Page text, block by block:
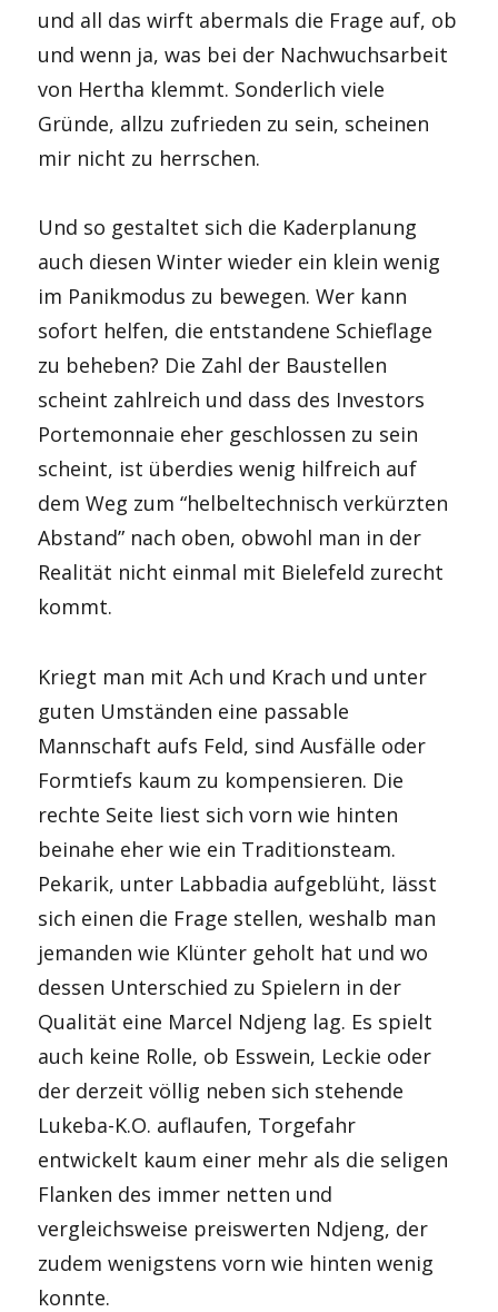
und all das wirft abermals die Frage auf, ob
und wenn ja, was bei der Nachwuchsarbeit
von Hertha klemmt. Sonderlich viele
Gründe, allzu zufrieden zu sein, scheinen
mir nicht zu herrschen.
Und so gestaltet sich die Kaderplanung
auch diesen Winter wieder ein klein wenig
im Panikmodus zu bewegen. Wer kann
sofort helfen, die entstandene Schieflage
zu beheben? Die Zahl der Baustellen
scheint zahlreich und dass des Investors
Portemonnaie eher geschlossen zu sein
scheint, ist überdies wenig hilfreich auf
dem Weg zum “helbeltechnisch verkürzten
Abstand” nach oben, obwohl man in der
Realität nicht einmal mit Bielefeld zurecht
kommt.
Kriegt man mit Ach und Krach und unter
guten Umständen eine passable
Mannschaft aufs Feld, sind Ausfälle oder
Formtiefs kaum zu kompensieren. Die
rechte Seite liest sich vorn wie hinten
beinahe eher wie ein Traditionsteam.
Pekarik, unter Labbadia aufgeblüht, lässt
sich einen die Frage stellen, weshalb man
jemanden wie Klünter geholt hat und wo
dessen Unterschied zu Spielern in der
Qualität eine Marcel Ndjeng lag. Es spielt
auch keine Rolle, ob Esswein, Leckie oder
der derzeit völlig neben sich stehende
Lukeba-K.O. auflaufen, Torgefahr
entwickelt kaum einer mehr als die seligen
Flanken des immer netten und
vergleichsweise preiswerten Ndjeng, der
zudem wenigstens vorn wie hinten wenig
konnte.